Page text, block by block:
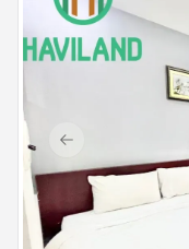
Previous slide